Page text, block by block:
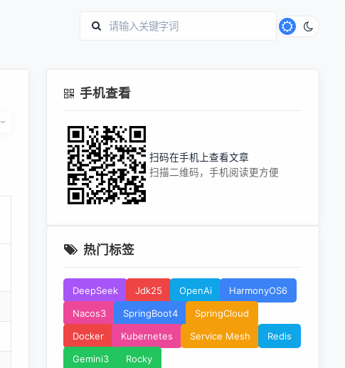
手机查看
扫码在手机上查看文章
扫描二维码，手机阅读更方便
热门标签
DeepSeek Jdk25 OpenAi
HarmonyOS6
Nacos3
SpringBoot4
SpringCloud
Docker
Kubernetes Service Mesh
Redis
Gemini3
Rocky